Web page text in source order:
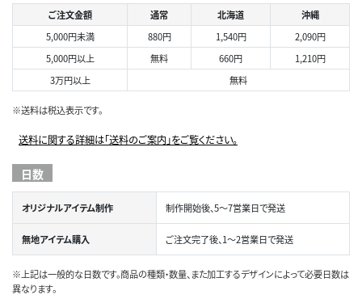
ご注文金額 通常 北海道
沖縄
5,000円未満
880円 1,540円
2,090円
5,000円以上
無料 660円
1,210円
3万円以上
無料
※送料は税込表示です。
送料に関する詳細は「送料のご案内」をご覧ください。
日数
オリジナルアイテム制作 制作開始後、5～7営業日で発送
無地アイテム購入 ご注文完了後、1～2営業日で発送
※上記は一般的な日数です。商品の種類・数量、また加工するデザインによって必要日数は
異なります。